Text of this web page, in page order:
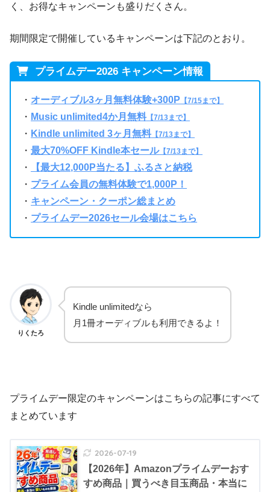
く、お得なキャンペーンも盛りだくさん。
期間限定で開催しているキャンペーンは下記のとおり。
プライムデー2026 キャンペーン情報
・ オーディブル3ヶ月無料体験+300P 【7/15まで】
・ Music unlimited4か月無料 【7/13まで】
・ Kindle unlimited 3ヶ月無料 【7/13まで】
・最大70%OFF Kindle本セール【7/13まで】
・
【最大12,000P当たる】ふるさと納税
・ プライム会員の無料体験で1,000P！
・ キャンペーン・クーポン総まとめ
・ プライムデー2026セール会場はこちら
りくたろ
Kindle unlimitedなら
月1冊オーディブルも利用できるよ！
プライムデー限定のキャンペーンはこちらの記事にすべて
まとめています
2026-07-19
【2026年】Amazonプライムデーおす
すめ商品｜買うべき目玉商品・本当に